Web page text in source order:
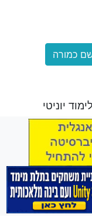
כמורה
יוניטי